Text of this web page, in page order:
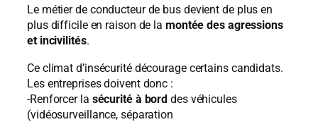
Le métier de conducteur de bus devient de plus en
plus difficile en raison de la montée des agressions
et incivilités.
Ce climat d’insécurité décourage certains candidats.
Les entreprises doivent donc :
-Renforcer la sécurité à bord des véhicules
(vidéosurveillance, séparation